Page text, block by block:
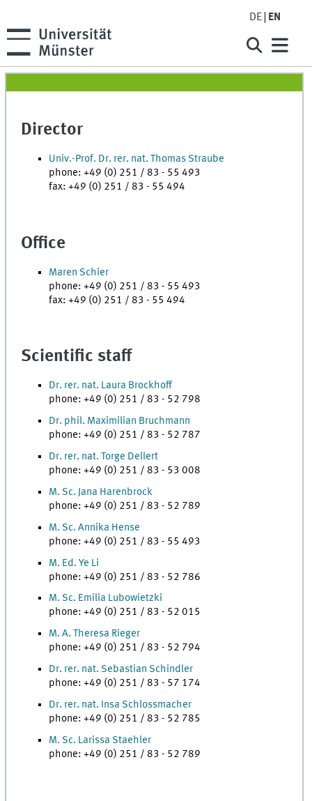
DE EN
Director
Univ.-Prof. Dr. rer. nat. Thomas Straube
phone: +49 (0) 251 / 83 - 55 493
fax: +49 (0) 251 / 83 - 55 494
Office
Maren Schier
phone: +49 (0) 251 / 83 - 55 493
fax: +49 (0) 251 / 83 - 55 494
Scientific staff
Dr. rer. nat. Laura Brockhoff
phone: +49 (0) 251 / 83 - 52 798
Dr. phil. Maximilian Bruchmann
phone: +49 (0) 251 / 83 - 52 787
Dr. rer. nat. Torge Dellert
phone: +49 (0) 251 / 83 - 53 008
M. Sc. Jana Harenbrock
phone: +49 (0) 251 / 83 - 52 789
M. Sc. Annika Hense
phone: +49 (0) 251 / 83 - 55 493
M. Ed. Ye Li
phone: +49 (0) 251 / 83 - 52 786
M. Sc. Emilia Lubowietzki
phone: +49 (0) 251 / 83 - 52 015
M. A. Theresa Rieger
phone: +49 (0) 251 / 83 - 52 794
Dr. rer. nat. Sebastian Schindler
phone: +49 (0) 251 / 83 - 57 174
Dr. rer. nat. Insa Schlossmacher
phone: +49 (0) 251 / 83 - 52 785
M. Sc. Larissa Staehler
phone: +49 (0) 251 / 83 - 52 789